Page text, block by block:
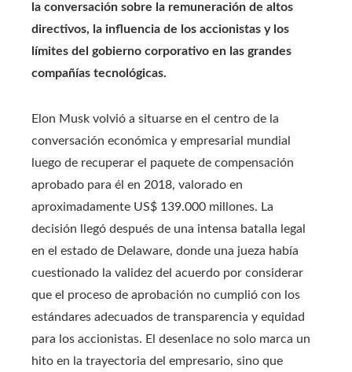
la conversación sobre la remuneración de altos
directivos, la influencia de los accionistas y los
límites del gobierno corporativo en las grandes
compañías tecnológicas.
Elon Musk volvió a situarse en el centro de la
conversación económica y empresarial mundial
luego de recuperar el paquete de compensación
aprobado para él en 2018, valorado en
aproximadamente US$ 139.000 millones. La
decisión llegó después de una intensa batalla legal
en el estado de Delaware, donde una jueza había
cuestionado la validez del acuerdo por considerar
que el proceso de aprobación no cumplió con los
estándares adecuados de transparencia y equidad
para los accionistas. El desenlace no solo marca un
hito en la trayectoria del empresario, sino que